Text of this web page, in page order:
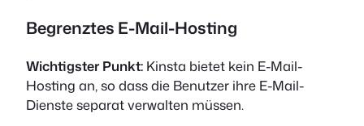
Begrenztes E-Mail-Hosting
Wichtigster Punkt: Kinsta bietet kein E-Mail-
Hosting an, so dass die Benutzer ihre E-Mail-
Dienste separat verwalten müssen.